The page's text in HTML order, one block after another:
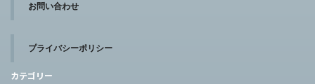
お問い合わせ
プライバシーポリシー
カテゴリー